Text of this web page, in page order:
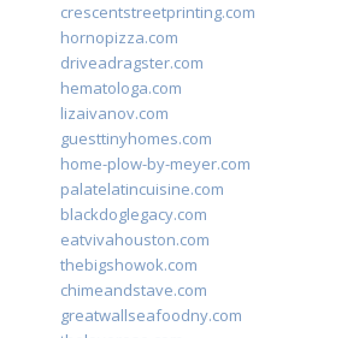
crescentstreetprinting.com
hornopizza.com
driveadragster.com
hematologa.com
lizaivanov.com
guesttinyhomes.com
home-plow-by-meyer.com
palatelatincuisine.com
blackdoglegacy.com
eatvivahouston.com
thebigshowok.com
chimeandstave.com
greatwallseafoodny.com